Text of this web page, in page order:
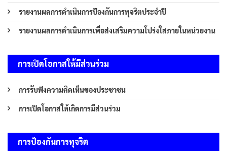
รายงานผลการดำเนินการป้องกันการทุจริตประจำปี
รายงานผลการดำเนินการเพื่อส่งเสริมความโปร่งใสภายในหน่วยงาน
การเปิดโอกาสให้มีส่วนร่วม
การรับฟังความคิดเห็นของประชาชน
การเปิดโอกาสให้เกิดการมีส่วนร่วม
การป้องกันการทุจริต